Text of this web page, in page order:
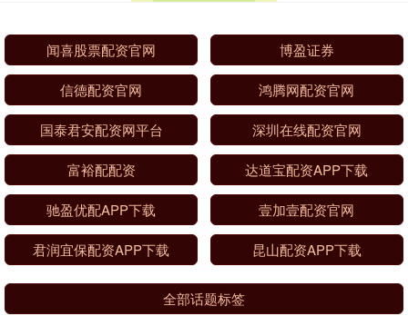
闻喜股票配资官网 博盈证券
信德配资官网 鸿腾网配资官网
国泰君安配资网平台 深圳在线配资官网
富裕配配资 达道宝配资APP下载
驰盈优配APP下载 壹加壹配资官网
君润宜保配资APP下载 昆山配资APP下载
全部话题标签